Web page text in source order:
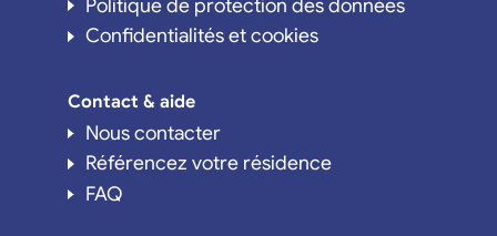
Politique de protection des données
Confidentialités et cookies
Contact & aide
Nous contacter
Référencez votre résidence
FAQ